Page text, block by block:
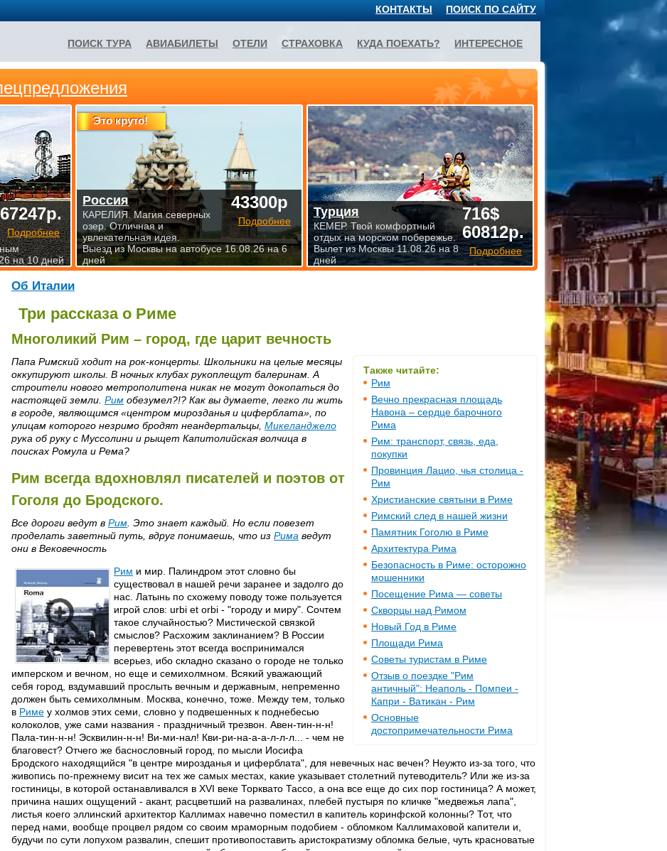
Об Италии
Три рассказа о Риме
Многоликий Рим – город, где царит вечность
Также читайте:
Рим
Вечно прекрасная площадь
Навона – сердце барочного
Рима
Рим: транспорт, связь, еда,
покупки
Провинция Лацио, чья столица -
Рим
Христианские святыни в Риме
Римский след в нашей жизни
Памятник Гоголю в Риме
Архитектура Рима
Безопасность в Риме: осторожно
мошенники
Посещение Рима — советы
Скворцы над Римом
Новый Год в Риме
Площади Рима
Советы туристам в Риме
Отзыв о поездке "Рим
античный": Неаполь - Помпеи -
Капри - Ватикан - Рим
Основные
достопримечательности Рима
Папа Римский ходит на рок-концерты. Школьники на целые месяцы
оккупируют школы. В ночных клубах рукоплещут балеринам. А
строители нового метрополитена никак не могут докопаться до
настоящей земли. Рим обезумел?!? Как вы думаете, легко ли жить
в городе, являющимся «центром мирозданья и циферблата», по
улицам которого незримо бродят неандертальцы, Микеланджело
рука об руку с Муссолини и рыщет Капитолийская волчица в
поисках Ромула и Рема?
Рим всегда вдохновлял писателей и поэтов от
Гоголя до Бродского.
Все дороги ведут в Рим . Это знает каждый. Но если повезет
проделать заветный путь, вдруг понимаешь, что из Рима ведут
они в Вековечность
Рим и мир. Палиндром этот словно бы
существовал в нашей речи заранее и задолго до
нас. Латынь по схожему поводу тоже пользуется
игрой слов: urbi et orbi - "городу и миру". Сочтем
такое случайностью? Мистической связкой
смыслов? Расхожим заклинанием? В России
перевертень этот всегда воспринимался
всерьез, ибо складно сказано о городе не только
имперском и вечном, но еще и семихолмном. Всякий уважающий
себя город, вздумавший прослыть вечным и державным, непременно
должен быть семихолмным. Москва, конечно, тоже. Между тем, только
в Риме у холмов этих семи, словно у подвешенных к поднебесью
колоколов, уже сами названия - праздничный трезвон. Авен-тин-н-н!
Пала-тин-н-н! Эсквилин-н-н! Ви-ми-нал! Кви-ри-на-а-а-л-л-л... - чем не
благовест? Отчего же баснословный город, по мысли Иосифа
Бродского находящийся "в центре мирозданья и циферблата", для невечных нас вечен? Неужто из-за того, что
живопись по-прежнему висит на тех же самых местах, какие указывает столетний путеводитель? Или же из-за
гостиницы, в которой останавливался в XVI веке Торквато Тассо, а она все еще до сих пор гостиница? А может,
причина наших ощущений - акант, расцветший на развалинах, плебей пустыря по кличке "медвежья лапа",
листья коего эллинский архитектор Каллимах навечно поместил в капитель коринфской колонны? Тот, что
перед нами, вообще процвел рядом со своим мраморным подобием - обломком Каллимаховой капители и,
будучи по сути лопухом развалин, спешит противопоставить аристократизму обломка белые, чуть красноватые
67247р.
Подробнее
на 10 дней
Это круто!
43300р
Подробнее
Россия
КАРЕЛИЯ. Магия северных
озер. Отличная и
увлекательная идея.
Выезд из Москвы на автобусе 16.08.26 на 6
дней
716$
60812р.
Подробнее
Турция
КЕМЕР. Твой комфортный
отдых на морском побережье.
Вылет из Москвы 11.08.26 на 8
дней
ПОИСК ПО САЙТУ
КОНТАКТЫ
ПОИСК ТУРА АВИАБИЛЕТЫ ОТЕЛИ СТРАХОВКА КУДА ПОЕХАТЬ? ИНТЕРЕСНОЕ